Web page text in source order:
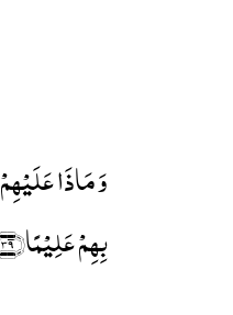
وَ مَاذَا
بِہِمۡ عَلِیۡمًا﴿۳۹﴾